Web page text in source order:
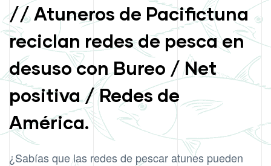
// Atuneros de Pacifictuna
reciclan redes de pesca en
desuso con Bureo / Net
positiva / Redes de
América.
¿Sabías que las redes de pescar atunes pueden